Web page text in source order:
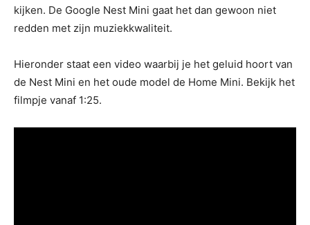
kijken. De Google Nest Mini gaat het dan gewoon niet
redden met zijn muziekkwaliteit.
Hieronder staat een video waarbij je het geluid hoort van
de Nest Mini en het oude model de Home Mini. Bekijk het
filmpje vanaf 1:25.